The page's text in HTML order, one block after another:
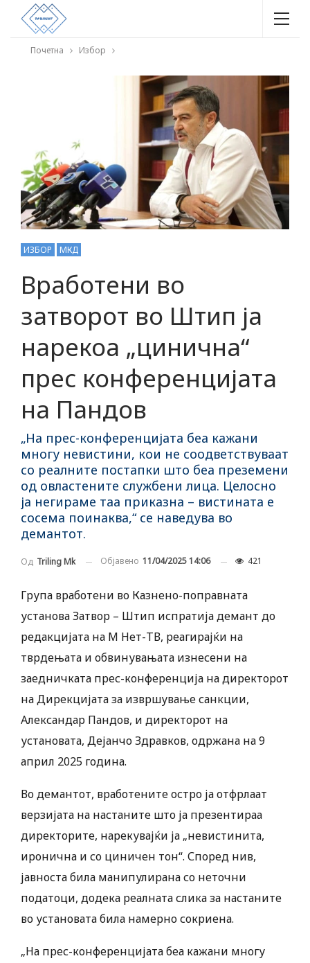
Почетна Избор
ИЗБОР МКД
Вработени во
затворот во Штип ја
нарекоа „цинична“
прес конференцијата
на Пандов
„На прес-конференцијата беа кажани
многу невистини, кои не соодветствуваат
со реалните постапки што беа преземени
од овластените службени лица. Целосно
ја негираме таа приказна – вистината е
сосема поинаква,“ се наведува во
демантот.
Од Triling Mk Објавено 11/04/2025 14:06 421
Група вработени во Казнено-поправната
установа Затвор – Штип испратија демант до
редакцијата на М Нет-ТВ, реагирајќи на
тврдењата и обвинувањата изнесени на
заедничката прес-конференција на директорот
на Дирекцијата за извршување санкции,
Александар Пандов, и директорот на
установата, Дејанчо Здравков, одржана на 9
април 2025 година.
Во демантот, вработените остро ја отфрлаат
верзијата на настаните што ја презентираа
директорите, нарекувајќи ја „невистинита,
иронична и со циничен тон“. Според нив,
јавноста била манипулирана со неточни
податоци, додека реалната слика за настаните
во установата била намерно сокриена.
„На прес-конференцијата беа кажани многу